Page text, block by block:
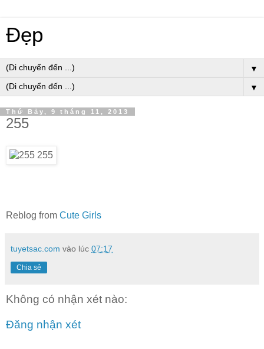
Đẹp
▼
▼
Thứ Bảy, 9 tháng 11, 2013
255
Reblog from Cute Girls
tuyetsac.com vào lúc 07:17
Chia sẻ
Không có nhận xét nào:
Đăng nhận xét